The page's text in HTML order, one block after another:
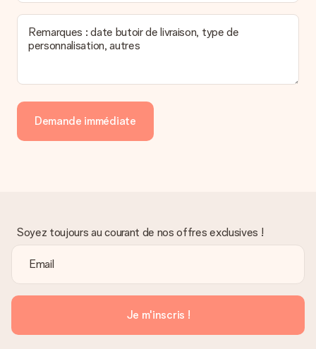
Remarques : date butoir de livraison, type de
personnalisation, autres
Demande immédiate
Soyez toujours au courant de nos offres exclusives !
Je m'inscris !